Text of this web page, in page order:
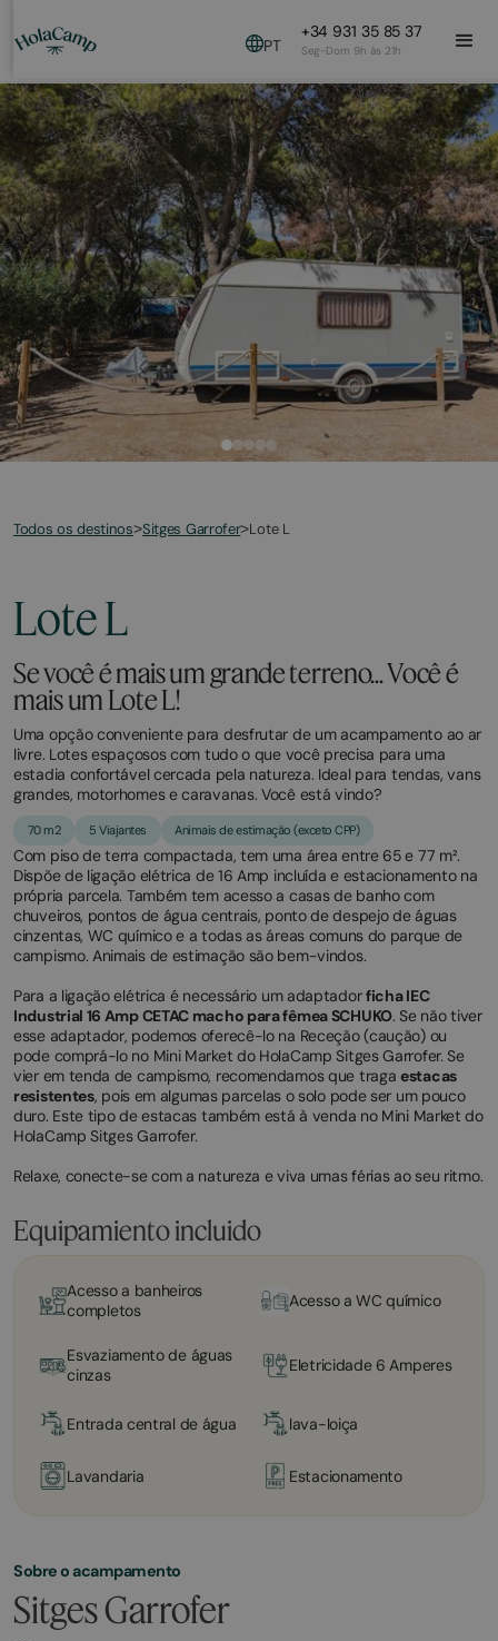
PT
+34 931 35 85 37
Seg-Dom 9h às 21h
Todos os destinos>Sitges Garrofer>Lote L
Lote L
Se você é mais um grande terreno... Você é
mais um Lote L!
Uma opção conveniente para desfrutar de um acampamento ao ar
livre. Lotes espaçosos com tudo o que você precisa para uma
estadia confortável cercada pela natureza. Ideal para tendas, vans
grandes, motorhomes e caravanas. Você está vindo?
70 m2 5 Viajantes Animais de estimação (exceto CPP)
Com piso de terra compactada, tem uma área entre 65 e 77 m².
Dispõe de ligação elétrica de 16 Amp incluída e estacionamento na
própria parcela. Também tem acesso a casas de banho com
chuveiros, pontos de água centrais, ponto de despejo de águas
cinzentas, WC químico e a todas as áreas comuns do parque de
campismo. Animais de estimação são bem-vindos.
Para a ligação elétrica é necessário um adaptadorficha IEC
Industrial 16 Amp CETAC macho para fêmea SCHUKO. Se não tiver
esse adaptador, podemos oferecê-lo na Receção (caução) ou
pode comprá-lo no Mini Market do HolaCamp Sitges Garrofer. Se
vier em tenda de campismo, recomendamos que tragaestacas
resistentes, pois em algumas parcelas o solo pode ser um pouco
duro. Este tipo de estacas também está à venda no Mini Market do
HolaCamp Sitges Garrofer.
Relaxe, conecte-se com a natureza e viva umas férias ao seu ritmo.
Equipamiento incluido
Acesso a banheiros
completos
Acesso a WC químico
Esvaziamento de águas
cinzas
Eletricidade 6 Amperes
Entrada central de água lava-loiça
Lavandaria Estacionamento
Sobre o acampamento
Sitges Garrofer